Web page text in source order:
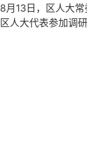
8月13日，区人大
区人大代表参加调研